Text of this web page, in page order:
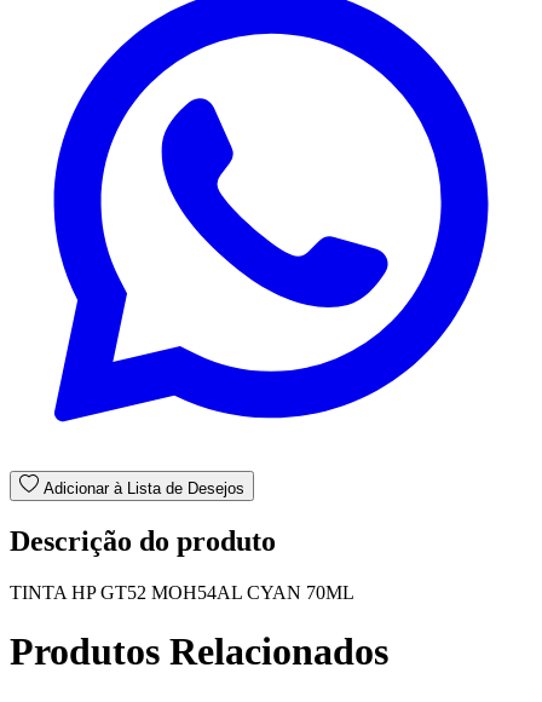
Adicionar à Lista de Desejos
Descrição do produto
TINTA HP GT52 MOH54AL CYAN 70ML
Produtos Relacionados